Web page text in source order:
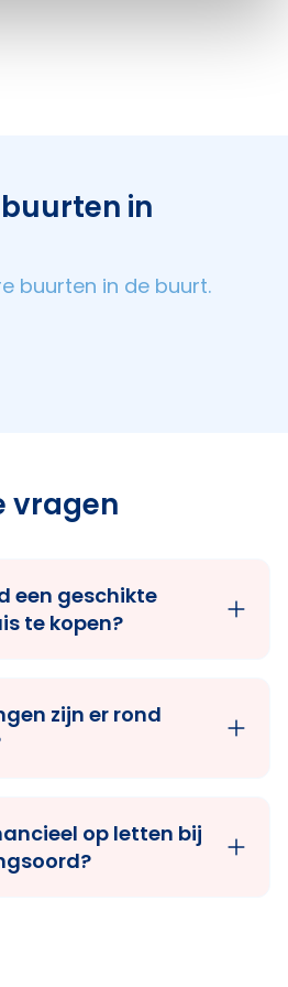
in
buurten in de buurt.
vragen
een geschikte
te kopen?
zijn er rond
op letten bij